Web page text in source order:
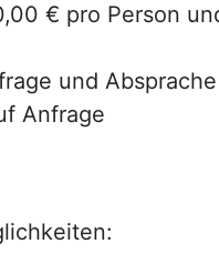
€ pro Person
und
Anfrage